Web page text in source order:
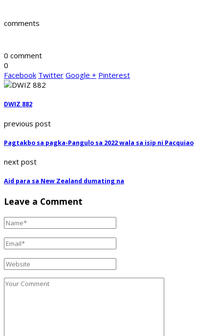
comments
0 comment
0
Facebook Twitter Google + Pinterest
DWIZ 882
previous post
Pagtakbo sa pagka-Pangulo sa 2022 wala sa isip ni Pacquiao
next post
Aid para sa New Zealand dumating na
Leave a Comment